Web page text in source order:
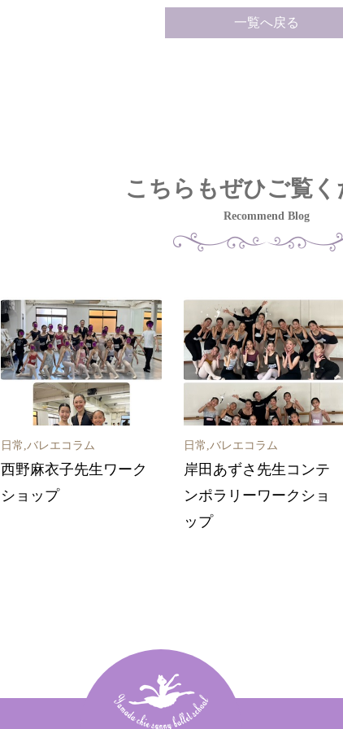
一覧へ戻る
こちらもぜひご覧
Recommend Blog
日常,バレエコラム
西野麻衣子先生ワーク
ショップ
日常,バレエコラム
岸田あずさ先生コンテ
ンポラリーワークショ
ップ